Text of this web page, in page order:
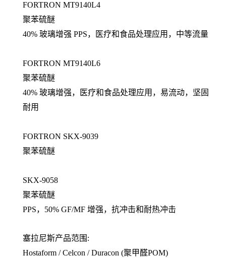
FORTRON MT9140L4
聚苯硫醚
40% 玻璃增强 PPS，医疗和食品处理应用，中等流量
FORTRON MT9140L6
聚苯硫醚
40% 玻璃增强，医疗和食品处理应用，易流动，坚固
耐用
FORTRON SKX-9039
聚苯硫醚
SKX-9058
聚苯硫醚
PPS，50% GF/MF 增强，抗冲击和耐热冲击
塞拉尼斯产品范围:
Hostaform / Celcon / Duracon (聚甲醛POM)